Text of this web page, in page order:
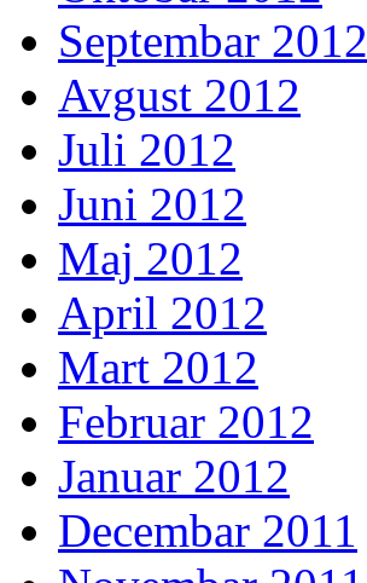
Septembar 2012
Avgust 2012
Juli 2012
Juni 2012
Maj 2012
April 2012
Mart 2012
Februar 2012
Januar 2012
Decembar 2011